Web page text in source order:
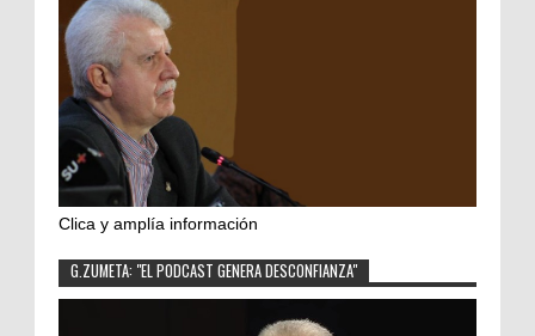
Clica y amplía información
G.ZUMETA: "EL PODCAST GENERA DESCONFIANZA"